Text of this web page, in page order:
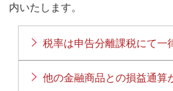
内いたします。
税率は申告分離課税にて一
他の金融商品との損益通算